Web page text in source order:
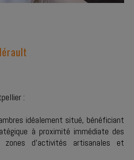
:
idéalement situé, bénéficiant
à proximité immédiate des
d'activités artisanales et